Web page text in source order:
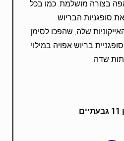
בצורה מושלמת. כמו בכל
סופגניות הבריוש
שלה, שהפכו לסימן
בריוש אפויה במילוי
תות שדה.